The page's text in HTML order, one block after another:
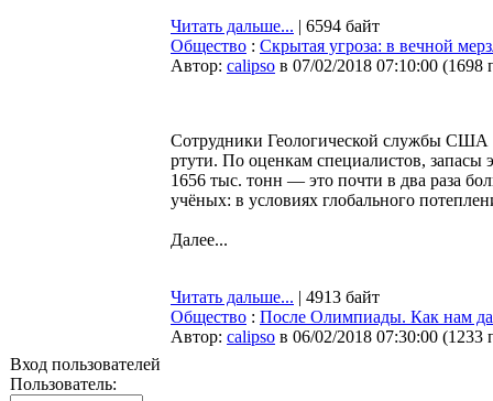
Вход пользователей
Пользователь:
Читать дальше... | 6594 байт
Общество : Скрытая угроза: в вечной
Автор: calipso в 07/02/2018 07:10:00 (1698
Сотрудники Геологической службы США
ртути. По оценкам специалистов, запасы
1656 тыс. тонн — это почти в два раза
учёных: в условиях глобального
Далее...
Читать дальше... | 4913 байт
Общество : После Олимпиады. Как нам
Автор: calipso в 06/02/2018 07:30:00 (1233